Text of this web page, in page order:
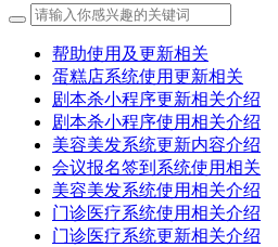
帮助使用及更新相关
蛋糕店系统使用更新相关
剧本杀小程序更新相关介绍
剧本杀小程序使用相关介绍
美容美发系统更新内容介绍
会议报名签到系统使用相关
美容美发系统使用相关介绍
门诊医疗系统使用相关介绍
门诊医疗系统更新相关介绍